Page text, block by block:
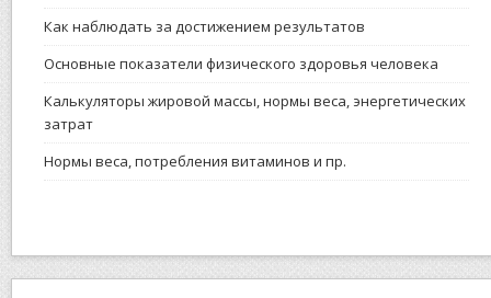
Как наблюдать за достижением результатов
Основные показатели физического здоровья человека
Калькуляторы жировой массы, нормы веса, энергетических
затрат
Нормы веса, потребления витаминов и пр.